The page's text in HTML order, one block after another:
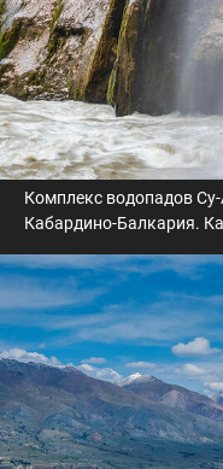
Комплекс водопадов
Кабардино-Балкария.